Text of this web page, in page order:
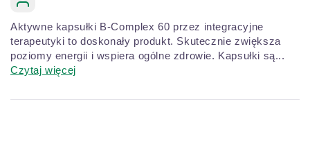
Aktywne kapsułki B-Complex 60 przez integracyjne
terapeutyki to doskonały produkt. Skutecznie zwiększa
poziomy energii i wspiera ogólne zdrowie. Kapsułki są...
Czytaj więcej